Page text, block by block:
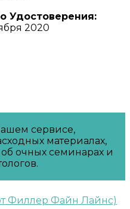
Удостоверения:
2020
сервисе,
материалах,
очных семинарах и